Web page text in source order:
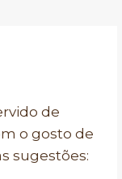
de
o gosto de
sugestões: